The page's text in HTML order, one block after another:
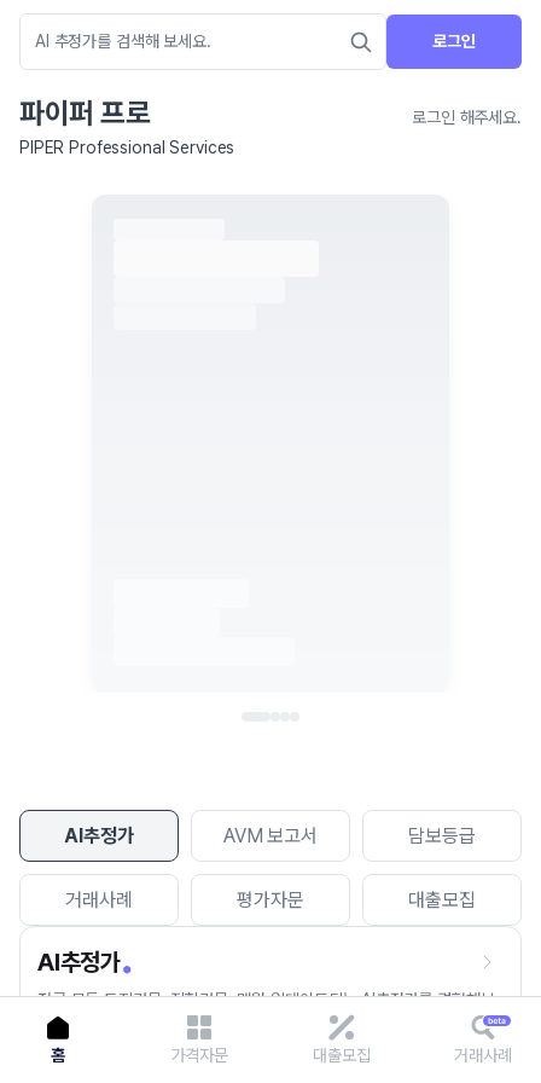
로그인
파이퍼 프로
로그인 해주세요.
PIPER Professional Services
AI추정가 AVM 보고서 담보등급
거래사례 평가자문 대출모집
AI추정가
전국 모든 토지건물, 집합건물, 매월 업데이트되는 AI추정가를 경험해보
세요.
홈 가격자문 대출모집 거래사례